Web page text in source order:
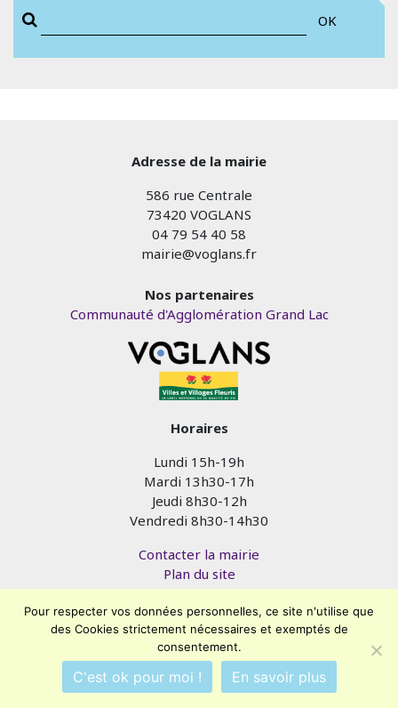
OK
Adresse de la mairie
586 rue Centrale
73420 VOGLANS
04 79 54 40 58
mairie@voglans.fr
Nos partenaires
Communauté d'Agglomération Grand Lac
Horaires
Lundi 15h-19h
Mardi 13h30-17h
Jeudi 8h30-12h
Vendredi 8h30-14h30
Contacter la mairie
Plan du site
Mentions légales
Confidentialité
Accessibilité (en cours)
Encore un site Commu'net !
Pour respecter vos données personnelles, ce site n'utilise que
des Cookies strictement nécessaires et exemptés de
consentement.
C'est ok pour moi ! En savoir plus